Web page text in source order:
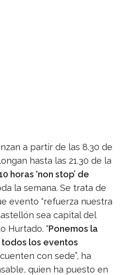
a partir de las 8.30 de
hasta las 21.30 de la
horas ‘non stop’ de
la semana. Se trata de
evento “refuerza nuestra
sea capital del
Hurtado. “Ponemos la
los eventos
con sede”, ha
quien ha puesto en